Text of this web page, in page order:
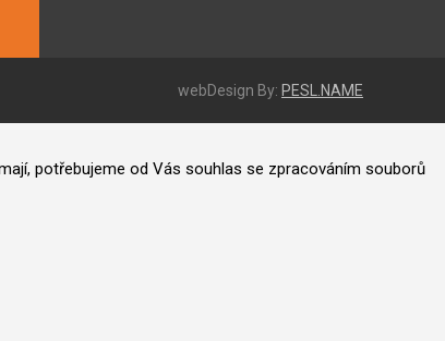
webDesign By: PESL.NAME
potřebujeme od Vás souhlas se zpracováním souborů